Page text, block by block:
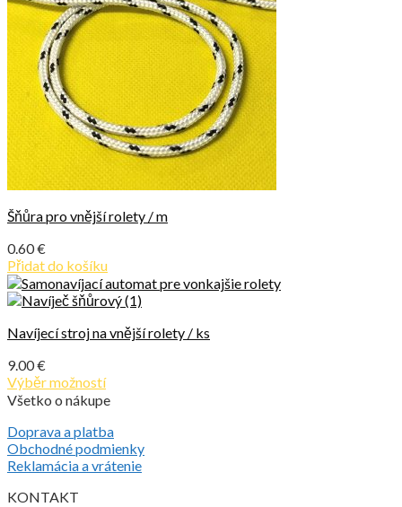
Šňůra pro vnější rolety / m
0.60€
Přidat do košíku
Navíjecí stroj na vnější rolety / ks
9.00€
Výběr možností
Všetko o nákupe
Doprava a platba
Obchodné podmienky
Reklamácia a vrátenie
KONTAKT